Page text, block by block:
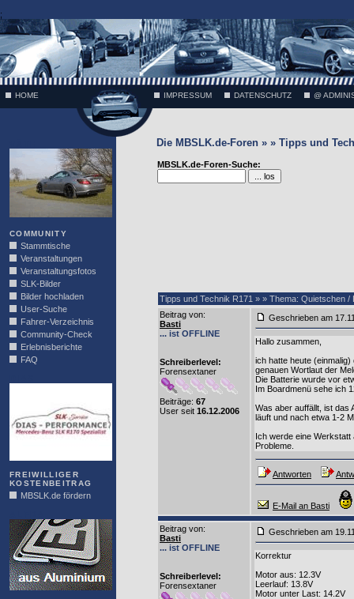
;
HOME IMPRESSUM DATENSCHUTZ @
COMMUNITY
Stammtische
Veranstaltungen
Veranstaltungsfotos
SLK-Bilder
Bilder hochladen
User-Suche
Fahrer-Verzeichnis
Community-Check
Erlebnisberichte
FAQ
FREIWILLIGER
KOSTENBEITRAG
MBSLK.de fördern
Die MBSLK.de-Foren » » Tipps und
MBSLK.de-Foren-Suche:
Tipps und Technik R171 » » Thema: Quietschen /
Beitrag von:
Basti
... ist OFFLINE
Schreiberlevel:
Forensextaner
Beiträge: 67
User seit 16.12.2006
Geschrieben am
Hallo zusammen,
ich hatte heute
genauen Wortlaut der
Die Batterie wurde vor
Im Boardmenü sehe ich
Was aber auffällt, ist das
läuft und nach etwa 1-2
Ich werde eine
Probleme.
Antworten
E-Mail an Basti
Beitrag von:
Basti
... ist OFFLINE
Schreiberlevel:
Forensextaner
Geschrieben am
Korrektur
Motor aus: 12.3V
Leerlauf: 13.8V
Motor unter Last: 14.2V